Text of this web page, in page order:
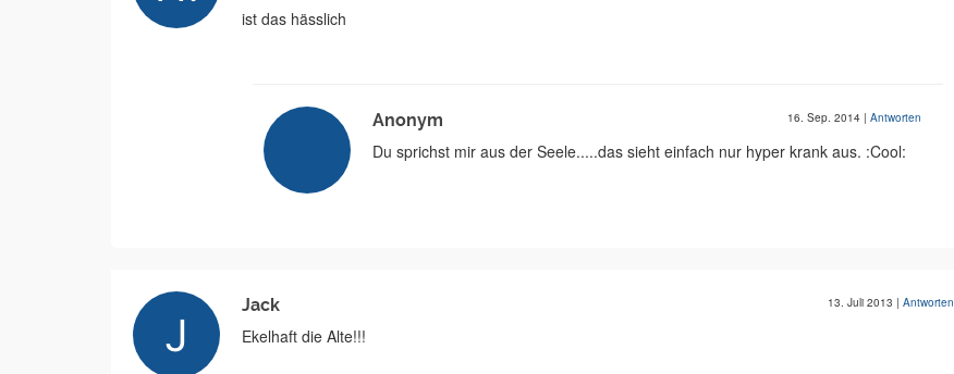
ist das hässlich
Anonym 16. Sep. 2014 | Antworten
Du sprichst mir aus der Seele.....das sieht einfach nur hyper krank aus. :Cool:
Jack 13. Juli 2013 | Antworten
Ekelhaft die Alte!!!